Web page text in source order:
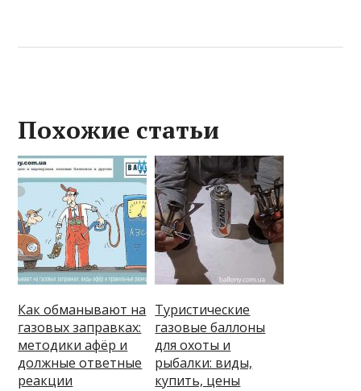
Похожие статьи
Как обманывают на
газовых заправках:
методики афёр и
должные ответные
реакции
Туристические
газовые баллоны
для охоты и
рыбалки: виды,
купить, цены